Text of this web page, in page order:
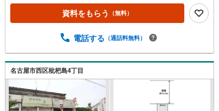
もご内覧が可能です！ 【ウィル不動産販売 久屋大通営業
所】◎地下鉄東山線「栄」駅7A出口から徒歩1分、名城線
ズスペースあり◎営業時間 10:00～19:00（定休日無し） 上
軽にご連絡下さい！現地を見学される場合は「室内・現地
を見学する（無料）」ボタンよりご希望の日時をご記入い
ただけますとスムーズにご案内が可能です。
資料をもらう （無料）
電話する （通話料無料）
名古屋市西区枇杷島4丁目